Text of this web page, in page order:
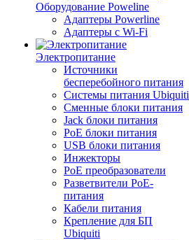
Оборудование Poweline
Адаптеры Powerline
Адаптеры с Wi-Fi
Электропитание
Источники
бесперебойного питания
Системы питания Ubiquiti
Сменные блоки питания
Jack блоки питания
PoE блоки питания
USB блоки питания
Инжекторы
PoE преобразователи
Разветвители PoE-
питания
Кабели питания
Крепление для БП
Ubiquiti